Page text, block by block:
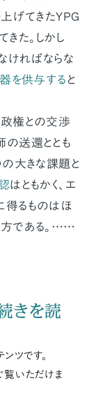
上げてきたYPG
た。しかし
ければならな
を供与すると
権との交渉
の送還ととも
大きな課題と
はともかく、エ
得るものはほ
方である。……
きを読
ツです。
覧いただけま